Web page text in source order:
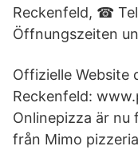
Reckenfeld, ☎
Öffnungszeiten
Offizielle Website
Reckenfeld:
Onlinepizza är nu
från Mimo